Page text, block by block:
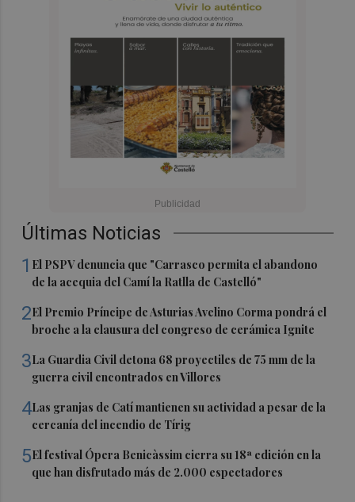
Últimas Noticias
1 El PSPV denuncia que "Carrasco permita el abandono
de la acequia del Camí la Ratlla de Castelló"
2El Premio Príncipe de Asturias Avelino Corma pondrá el
broche a la clausura del congreso de cerámica Ignite
3La Guardia Civil detona 68 proyectiles de 75 mm de la
guerra civil encontrados en Villores
4Las granjas de Catí mantienen su actividad a pesar de la
cercanía del incendio de Tírig
5El festival Ópera Benicàssim cierra su 18ª edición en la
que han disfrutado más de 2.000 espectadores